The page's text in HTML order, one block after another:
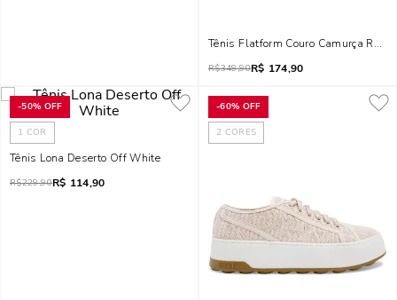
Tênis Flatform Couro Camurça
R$349,90R$ 174,90
-50% OFF
1 COR
Tênis Lona Deserto Off White
R$229,90R$ 114,90
-60% OFF
2 CORES